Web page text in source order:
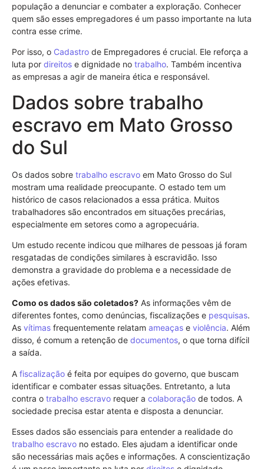
população a denunciar e combater a exploração. Conhecer
quem são esses empregadores é um passo importante na luta
contra esse crime.
Por isso, o Cadastro de Empregadores é crucial. Ele reforça a
luta por direitos e dignidade no trabalho. Também incentiva
as empresas a agir de maneira ética e responsável.
Dados sobre trabalho
escravo em Mato Grosso
do Sul
Os dados sobre trabalho escravo em Mato Grosso do Sul
mostram uma realidade preocupante. O estado tem um
histórico de casos relacionados a essa prática. Muitos
trabalhadores são encontrados em situações precárias,
especialmente em setores como a agropecuária.
Um estudo recente indicou que milhares de pessoas já foram
resgatadas de condições similares à escravidão. Isso
demonstra a gravidade do problema e a necessidade de
ações efetivas.
Como os dados são coletados? As informações vêm de
diferentes fontes, como denúncias, fiscalizações e pesquisas.
As vítimas frequentemente relatam ameaças e violência. Além
disso, é comum a retenção de documentos, o que torna difícil
a saída.
A fiscalização é feita por equipes do governo, que buscam
identificar e combater essas situações. Entretanto, a luta
contra o trabalho escravo requer a colaboração de todos. A
sociedade precisa estar atenta e disposta a denunciar.
Esses dados são essenciais para entender a realidade do
trabalho escravo no estado. Eles ajudam a identificar onde
são necessárias mais ações e informações. A conscientização